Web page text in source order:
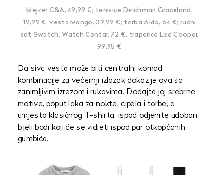
blejzer C&A, 49,99 €; tenisice Deichman Graceland,
19,99 €; vesta Mango, 39,99 €; torba Aldo, 64 €; ručni
sat Swatch, Watch Centar, 72 €, traperice Lee Cooper,
99,95 €
Da siva vesta može biti centralni komad
kombinacije za večernji izlazak dokaz je ova sa
zanimljivim izrezom i rukavima. Dodajte joj srebrne
motive, poput laka za nokte, cipela i torbe, a
umjesto klasičnog T-shirta, ispod odjenite udoban
bijeli bodi koji će se vidjeti ispod par otkopčanih
gumbića.